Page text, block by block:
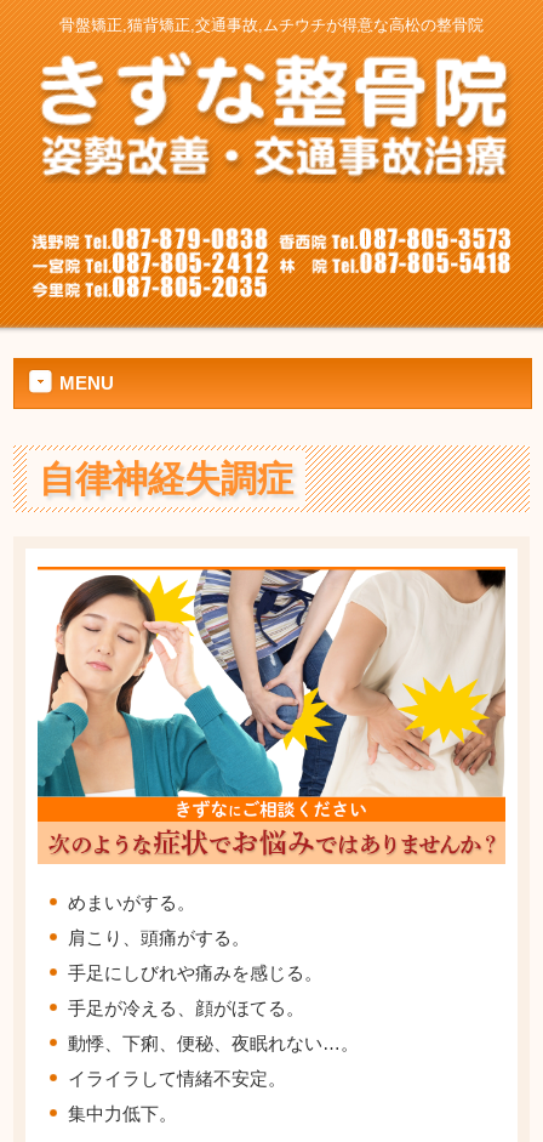
骨盤矯正,猫背矯正,交通事故,ムチウチが得意な高松の整骨院
MENU
自律神経失調症
めまいがする。
肩こり、頭痛がする。
手足にしびれや痛みを感じる。
手足が冷える、顔がほてる。
動悸、下痢、便秘、夜眠れない…。
イライラして情緒不安定。
集中力低下。